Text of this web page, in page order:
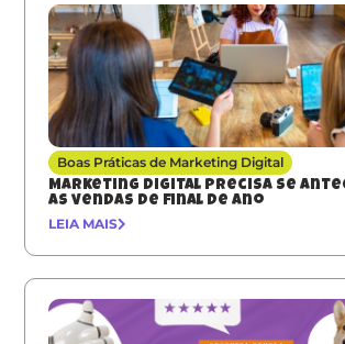
Boas Práticas de Marketing Digital
Marketing digital precisa se
as vendas de final de ano
LEIA MAIS